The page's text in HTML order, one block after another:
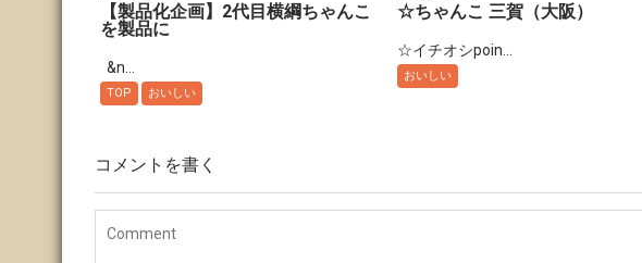
【製品化企画】2代目横綱ちゃんこ
を製品に
&n...
TOP おいしい
☆ちゃんこ 三賀（大阪）
☆イチオシpoin...
おいしい
コメントを書く